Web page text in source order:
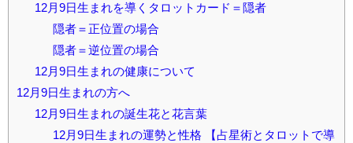
12月9日生まれを導くタロットカード＝隠者
隠者＝正位置の場合
隠者＝逆位置の場合
12月9日生まれの健康について
12月9日生まれの方へ
12月9日生まれの誕生花と花言葉
12月9日生まれの運勢と性格 【占星術とタロットで導